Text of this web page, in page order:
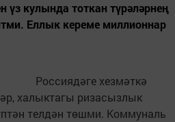
үз кулында тоткан түрәләрнең
Еллык кереме миллионнар
Россиядәге хезмәткә
халыктагы ризасызлык
телдән төшми. Коммуналь